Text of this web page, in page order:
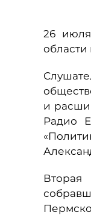
26
и
Радио